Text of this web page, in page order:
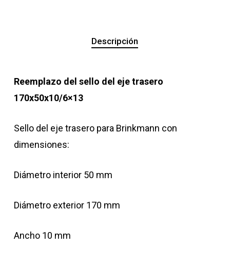
Descripción
Reemplazo del sello del eje trasero
170x50x10/6×13
Sello del eje trasero para Brinkmann con
dimensiones:
Diámetro interior 50 mm
Diámetro exterior 170 mm
Ancho 10 mm